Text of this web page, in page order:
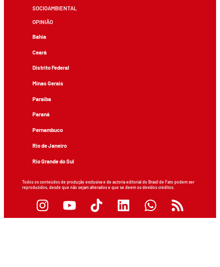
SOCIOAMBIENTAL
OPINIÃO
Bahia
Ceará
Distrito Federal
Minas Gerais
Paraíba
Paraná
Pernambuco
Rio de Janeiro
Rio Grande do Sul
Todos os conteúdos de produção exclusiva e de autoria editorial do Brasil de Fato podem ser
reproduzidos, desde que não sejam alterados e que se deem os devidos créditos.